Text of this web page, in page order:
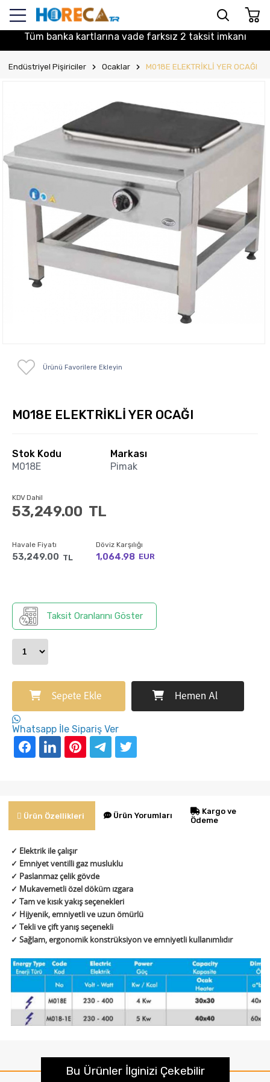
Tüm banka kartlarına vade farksız 2 taksit imkanı
Endüstriyel Pişiriciler Ocaklar M018E ELEKTRİKLİ YER OCAĞI
Ürünü Favorilere Ekleyin
M018E ELEKTRİKLİ YER OCAĞI
Stok Kodu
M018E
Markası
Pimak
53,249.00 TL
KDV Dahil
Havale Fiyatı
53,249.00 TL
Döviz Karşılığı
1,064.98 EUR
Taksit Oranlarını Göster
Sepete Ekle Hemen Al
Whatsapp İle Sipariş Ver
Ürün Özellikleri Ürün Yorumları
Kargo ve
Ödeme
✓ Elektrik ile çalışır
✓ Emniyet ventilli gaz musluklu
✓ Paslanmaz çelik gövde
✓ Mukavemetli özel döküm ızgara
✓ Tam ve kısık yakış seçenekleri
✓ Hijyenik, emniyetli ve uzun ömürlü
✓ Tekli ve çift yanış seçenekli
✓ Sağlam, ergonomik konstrüksiyon ve emniyetli kullanımlıdır
Bu Ürünler İlginizi Çekebilir